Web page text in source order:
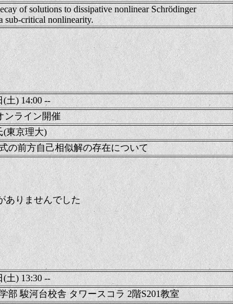
of solutions to dissipative nonlinear Schrödinger
sub-critical nonlinearity.
(土) 14:00 --
ンライン開催
(東京理大)
の前方自己相似解の存在について
ありませんでした
(土) 13:30 --
部 駿河台校舎 タワースコラ 2階S201教室